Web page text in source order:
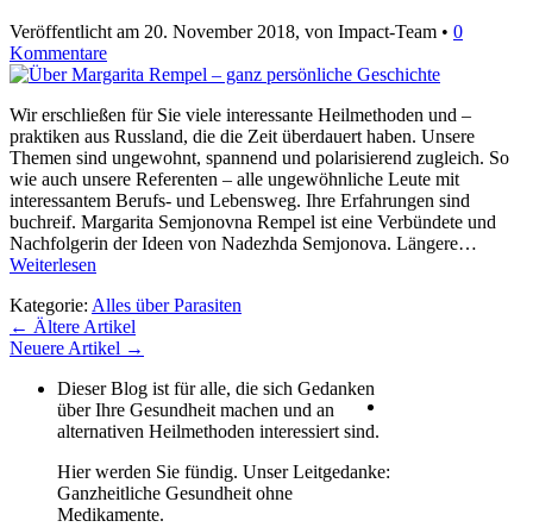
Veröffentlicht am 20. November 2018, von Impact-Team • 0
Kommentare
Wir erschließen für Sie viele interessante Heilmethoden und –
praktiken aus Russland, die die Zeit überdauert haben. Unsere
Themen sind ungewohnt, spannend und polarisierend zugleich. So
wie auch unsere Referenten – alle ungewöhnliche Leute mit
interessantem Berufs- und Lebensweg. Ihre Erfahrungen sind
buchreif. Margarita Semjonovna Rempel ist eine Verbündete und
Nachfolgerin der Ideen von Nadezhda Semjonova. Längere…
Weiterlesen
Kategorie: Alles über Parasiten
← Ältere Artikel
Neuere Artikel →
Dieser Blog ist für alle, die sich Gedanken
über Ihre Gesundheit machen und an
alternativen Heilmethoden interessiert sind.
Hier werden Sie fündig. Unser Leitgedanke:
Ganzheitliche Gesundheit ohne
Medikamente.